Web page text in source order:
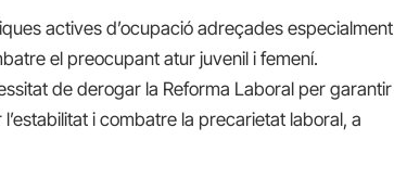
actives d’ocupació adreçades especialment
el preocupant atur juvenil i femení.
de derogar la Reforma Laboral per garantir
i combatre la precarietat laboral, a